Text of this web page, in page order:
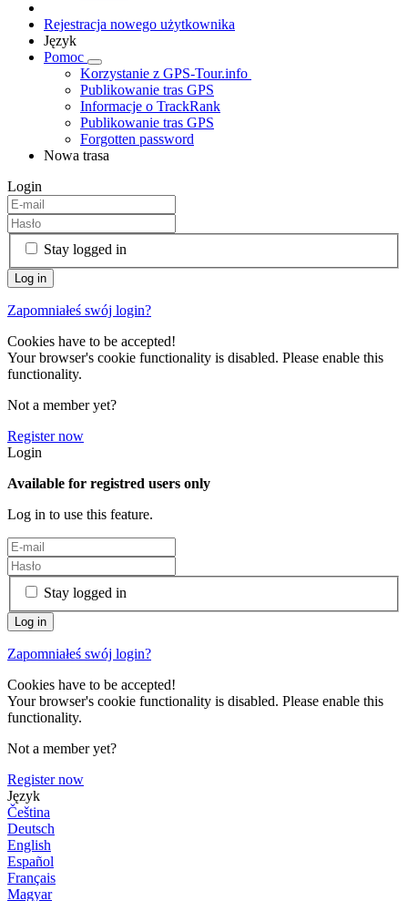
Rejestracja nowego użytkownika
Język
Pomoc
Korzystanie z GPS-Tour.info
Publikowanie tras GPS
Informacje o TrackRank
Publikowanie tras GPS
Forgotten password
Nowa trasa
Login
Stay logged in
Zapomniałeś swój login?
Cookies have to be accepted!
Your browser's cookie functionality is disabled. Please enable this
functionality.
Not a member yet?
Register now
Login
Available for registred users only
Log in to use this feature.
Stay logged in
Zapomniałeś swój login?
Cookies have to be accepted!
Your browser's cookie functionality is disabled. Please enable this
functionality.
Not a member yet?
Register now
Język
Čeština
Deutsch
English
Español
Français
Magyar